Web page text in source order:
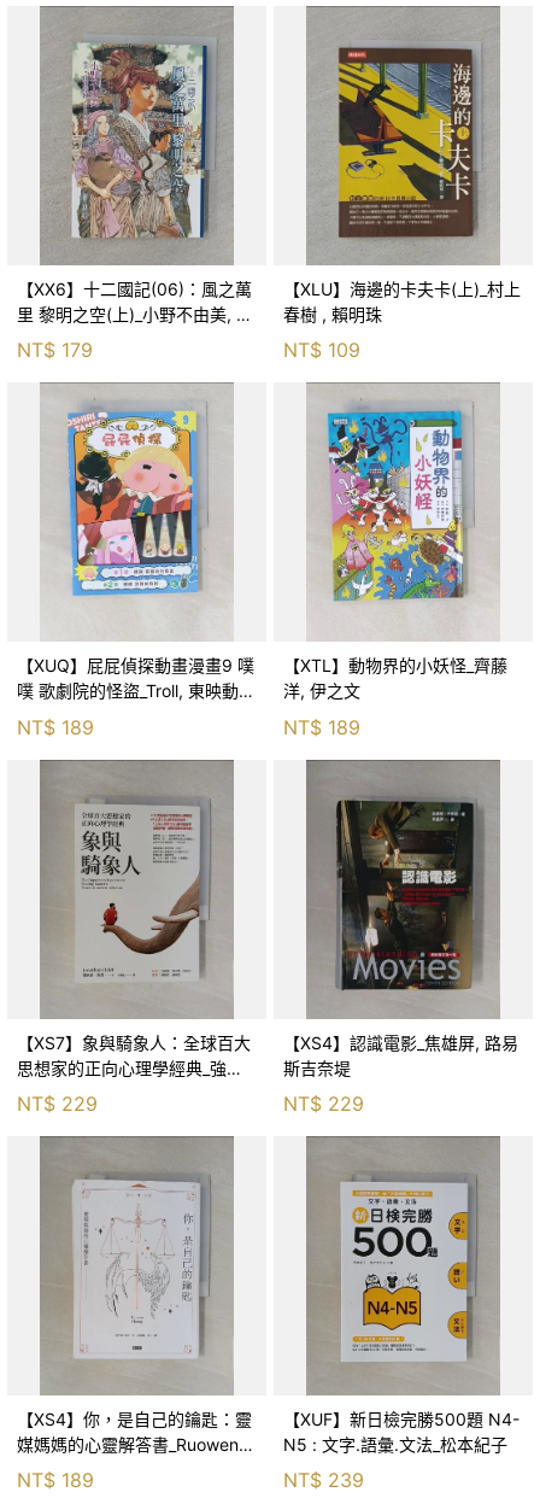
【XX6】十二國記(06)：風之萬
里 黎明之空(上)_小野不由美, 王
蘊潔
NT$ 179
【XLU】海邊的卡夫卡(上)_村上
春樹 , 賴明珠
NT$ 109
【XUQ】屁屁偵探動畫漫畫9 噗
噗 歌劇院的怪盜_Troll, 東映動畫
株式會社, 張東君
NT$ 189
【XTL】動物界的小妖怪_齊藤
洋, 伊之文
NT$ 189
【XS7】象與騎象人：全球百大
思想家的正向心理學經典_強納
森．海德, 李靜瑤
NT$ 229
【XS4】認識電影_焦雄屏, 路易
斯吉奈堤
NT$ 229
【XS4】你，是自己的鑰匙：靈
媒媽媽的心靈解答書_Ruowen
Huang
NT$ 189
【XUF】新日檢完勝500題 N4-
N5 : 文字.語彙.文法_松本紀子
NT$ 239